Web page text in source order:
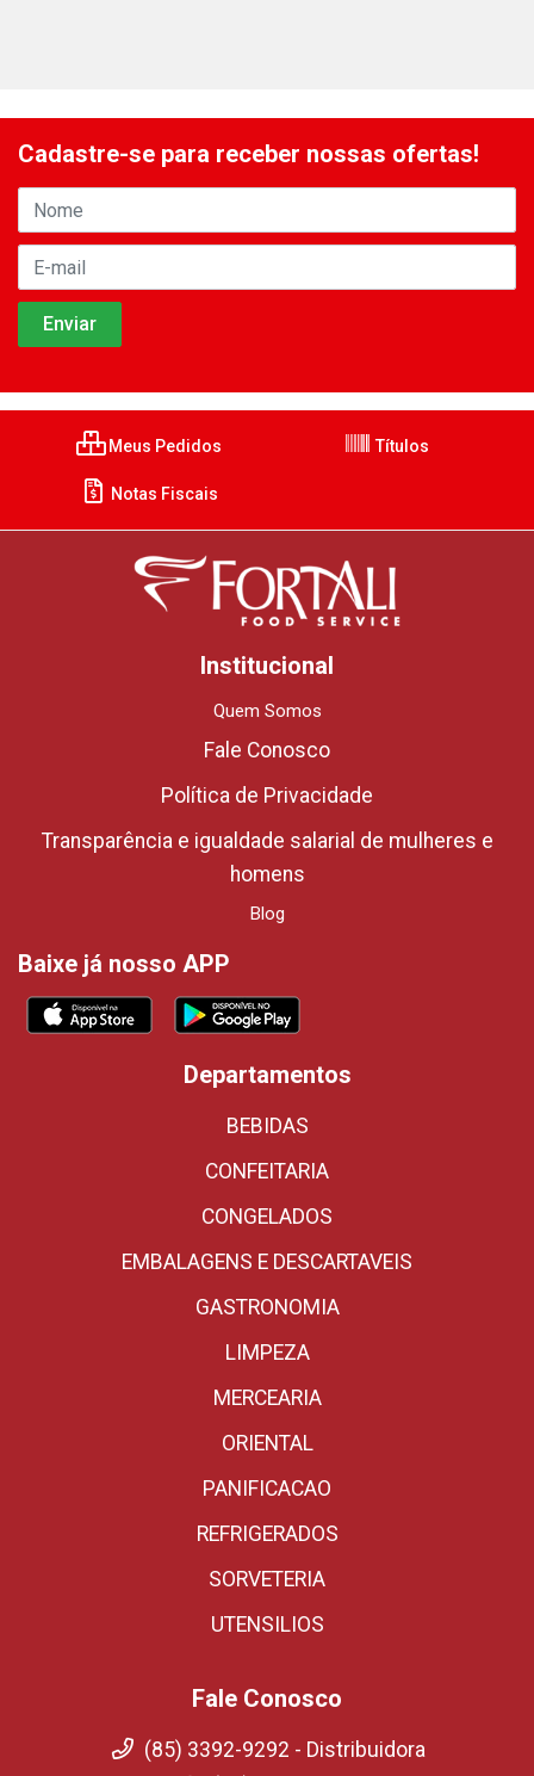
Cadastre-se para receber nossas ofertas!
Meus Pedidos Títulos
Notas Fiscais
Institucional
Quem Somos
Fale Conosco
Política de Privacidade
Transparência e igualdade salarial de mulheres e
homens
Blog
Baixe já nosso APP
Departamentos
BEBIDAS
CONFEITARIA
CONGELADOS
EMBALAGENS E DESCARTAVEIS
GASTRONOMIA
LIMPEZA
MERCEARIA
ORIENTAL
PANIFICACAO
REFRIGERADOS
SORVETERIA
UTENSILIOS
Fale Conosco
(85) 3392-9292 - Distribuidora